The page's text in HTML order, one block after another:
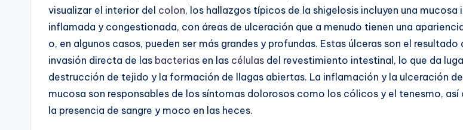
visualizar el interior del colon, los hallazgos típicos de la shigelosis incluyen una mucosa
inflamada y congestionada, con áreas de ulceración que a menudo tienen una
o, en algunos casos, pueden ser más grandes y profundas. Estas úlceras son el resultado
invasión directa de las bacterias en las células del revestimiento intestinal, lo que da
destrucción de tejido y la formación de llagas abiertas. La inflamación y la ulceración
mucosa son responsables de los síntomas dolorosos como los cólicos y el tenesmo, así
la presencia de sangre y moco en las heces.